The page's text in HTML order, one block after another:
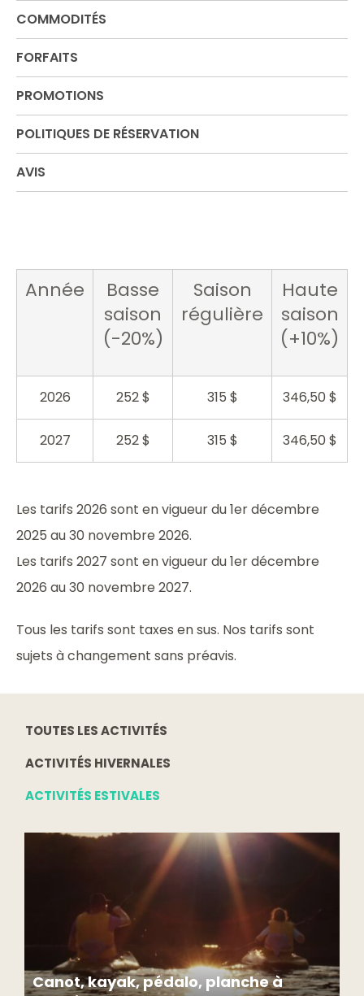
COMMODITÉS
FORFAITS
PROMOTIONS
POLITIQUES DE RÉSERVATION
AVIS
Année
Basse
saison
(-20%)
Saison
régulière
Haute
saison
(+10%)
2026 252 $ 315 $ 346,50 $
2027 252 $ 315 $ 346,50 $
Les tarifs 2026 sont en vigueur du 1er décembre
2025 au 30 novembre 2026.
Les tarifs 2027 sont en vigueur du 1er décembre
2026 au 30 novembre 2027.
Tous les tarifs sont taxes en sus. Nos tarifs sont
sujets à changement sans préavis.
TOUTES LES ACTIVITÉS
ACTIVITÉS HIVERNALES
ACTIVITÉS ESTIVALES
Canot, kayak, pédalo, planche à